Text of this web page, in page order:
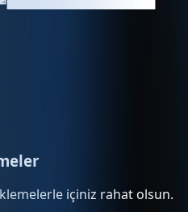
içiniz rahat olsun.